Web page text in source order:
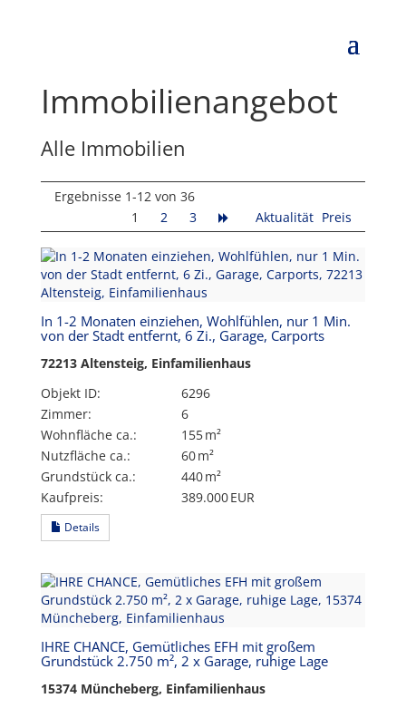
Immobilien­angebot
Alle Immobilien
Ergebnisse 1-12 von 36
1
2 3 Aktualität Preis
In 1-2 Monaten einziehen, Wohlfühlen, nur 1 Min.
von der Stadt entfernt, 6 Zi., Garage, Carports
72213 Altensteig, Einfamilienhaus
Objekt ID:
6296
Zimmer:
6
Wohnfläche ca.:
155 m²
Nutzfläche ca.:
60 m²
Grund­stück ca.:
440 m²
Kaufpreis:
389.000 EUR
Details
IHRE CHANCE, Gemütliches EFH mit großem
Grundstück 2.750 m², 2 x Garage, ruhige Lage
15374 Müncheberg, Einfamilienhaus